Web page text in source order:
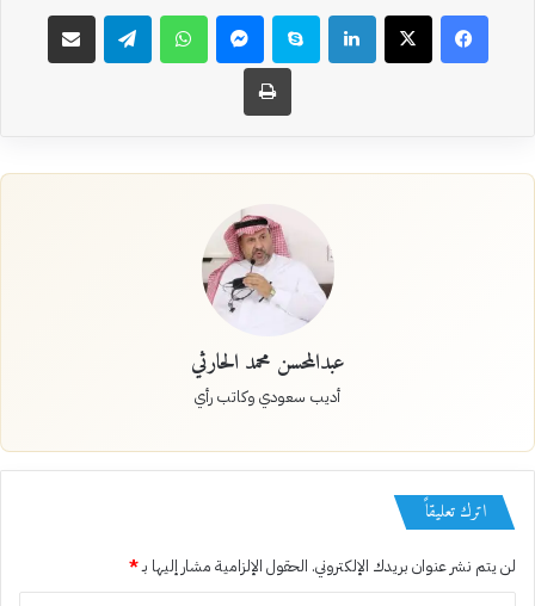
فيسبوك‫X لينكدإن سكايب ماسنجر واتساب تيلقرام مشاركة عبر البريد
طباعة
عبدالمحسن محمد الحارثي
أديب سعودي وكاتب رأي
اترك تعليقاً
لن يتم نشر عنوان بريدك الإلكتروني. الحقول الإلزامية مشار إليها بـ*